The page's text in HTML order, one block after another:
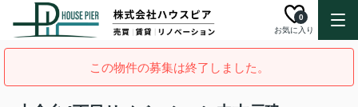
お気に入り
0
この物件の募集は終了しました。